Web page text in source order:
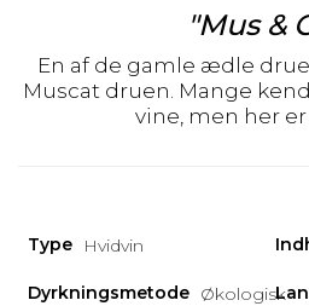
"Mus &
En af de gamle ædle
Muscat druen. Mange
vine, men her er
Type Hvidvin
Dyrkningsmetode Økologisk